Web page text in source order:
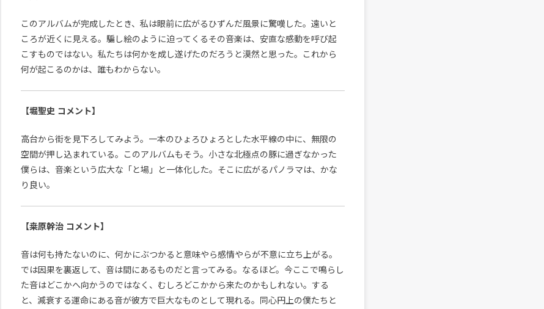
このアルバムが完成したとき、私は眼前に広がるひずんだ風景に驚嘆した。遠いと
ころが近くに見える。騙し絵のように迫ってくるその音楽は、安直な感動を呼び起
こすものではない。私たちは何かを成し遂げたのだろうと漠然と思った。これから
何が起こるのかは、誰もわからない。
【堀聖史 コメント】
高台から街を見下ろしてみよう。一本のひょろひょろとした水平線の中に、無限の
空間が押し込まれている。このアルバムもそう。小さな北極点の豚に過ぎなかった
僕らは、音楽という広大な「と場」と一体化した。そこに広がるパノラマは、かな
り良い。
【桒原幹治 コメント】
音は何も持たないのに、何かにぶつかると意味やら感情やらが不意に立ち上がる。
では因果を裏返して、音は間にあるものだと言ってみる。なるほど。今ここで鳴らし
た音はどこかへ向かうのではなく、むしろどこかから来たのかもしれない。する
と、減衰する運命にある音が彼方で巨大なものとして現れる。同心円上の僕たちと